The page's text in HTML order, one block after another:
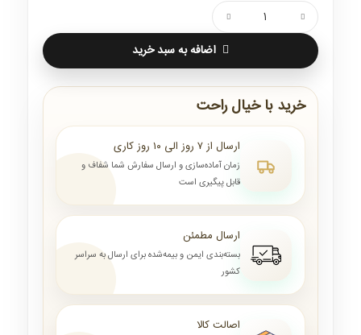
اضافه به سبد خرید
خرید با خیال راحت
ارسال از ۷ روز الی ۱۰ روز کاری
زمان آماده‌سازی و ارسال سفارش شما شفاف و
قابل پیگیری است
ارسال مطمئن
بسته‌بندی ایمن و بیمه‌شده برای ارسال به سراسر
کشور
اصالت کالا